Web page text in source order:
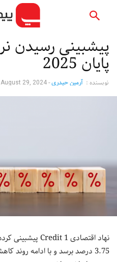
پایان 2025
نویسنده : آرمین حیدری-
August 29, 2024